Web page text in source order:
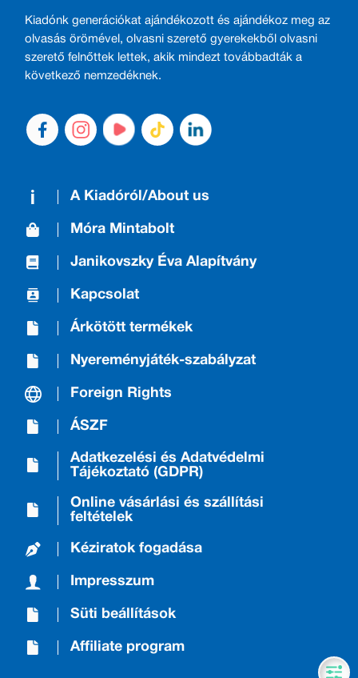
Kiadónk generációkat ajándékozott és ajándékoz meg az
olvasás örömével, olvasni szerető gyerekekből olvasni
szerető felnőttek lettek, akik mindezt továbbadták a
következő nemzedéknek.
A Kiadóról/About us
Móra Mintabolt
Janikovszky Éva Alapítvány
Kapcsolat
Árkötött termékek
Nyereményjáték-szabályzat
Foreign Rights
ÁSZF
Adatkezelési és Adatvédelmi
Tájékoztató (GDPR)
Online vásárlási és szállítási
feltételek
Kéziratok fogadása
Impresszum
Süti beállítások
Affiliate program